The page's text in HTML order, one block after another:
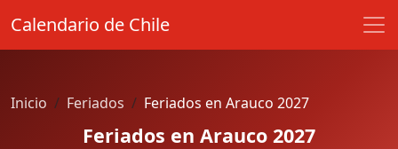
Calendario de Chile
Inicio Feriados Feriados en Arauco 2027
Feriados en Arauco 2027